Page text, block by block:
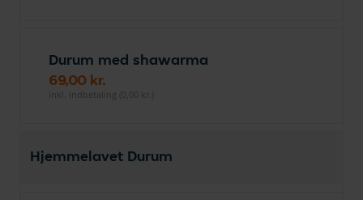
Durum med shawarma
69,00 kr.
inkl. indbetaling (0,00 kr.)
Hjemmelavet Durum